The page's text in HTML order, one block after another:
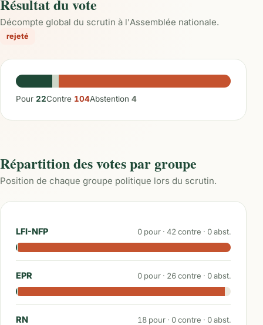
Résultat du vote
Décompte global du scrutin à l'Assemblée nationale.
rejeté
Pour 22Contre 104Abstention 4
Répartition des votes par groupe
Position de chaque groupe politique lors du scrutin.
LFI-NFP 0 pour · 42 contre · 0abst.
EPR 0 pour · 26contre · 0abst.
RN 18 pour · 0contre · 0abst.